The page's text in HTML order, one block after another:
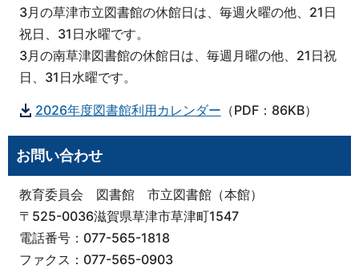
3月の草津市立図書館の休館日は、毎週火曜の他、21日
祝日、31日水曜です。
3月の南草津図書館の休館日は、毎週月曜の他、21日祝
日、31日水曜です。
2026年度図書館利用カレンダー （PDF：86KB）
お問い合わせ
教育委員会 図書館 市立図書館（本館）
〒525-0036滋賀県草津市草津町1547
電話番号：077-565-1818
ファクス：077-565-0903